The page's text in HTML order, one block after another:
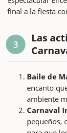
final a la fiesta
3
Las
Baile de
encanto
ambiente
Carnaval
pequeños,